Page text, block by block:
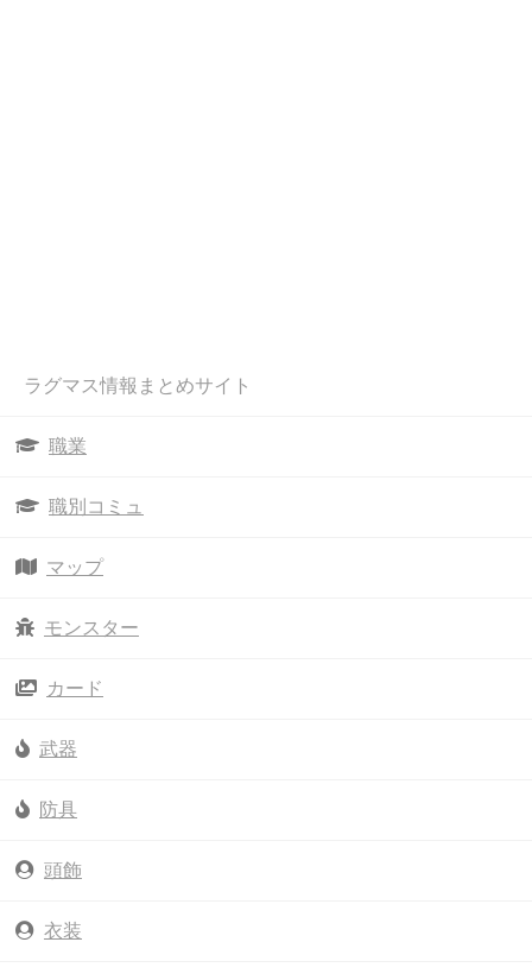
ラグマス情報まとめサイト
職業
職別コミュ
マップ
モンスター
カード
武器
防具
頭飾
衣装